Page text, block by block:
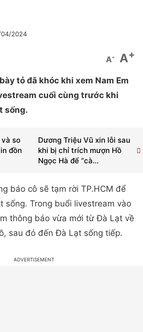
2024
A- A+
tỏ đã khóc khi xem Nam Em
cuối cùng trước khi
sống.
Dương Triệu Vũ xin lỗi sau
khi bị chỉ trích mượn Hồ
Ngọc Hà để “cà...
so
đồn
báo cô sẽ tạm rời TP.HCM để
sống. Trong buổi livestream vào
thông báo vừa mới từ Đà Lạt về
sau đó đến Đà Lạt sống tiếp.